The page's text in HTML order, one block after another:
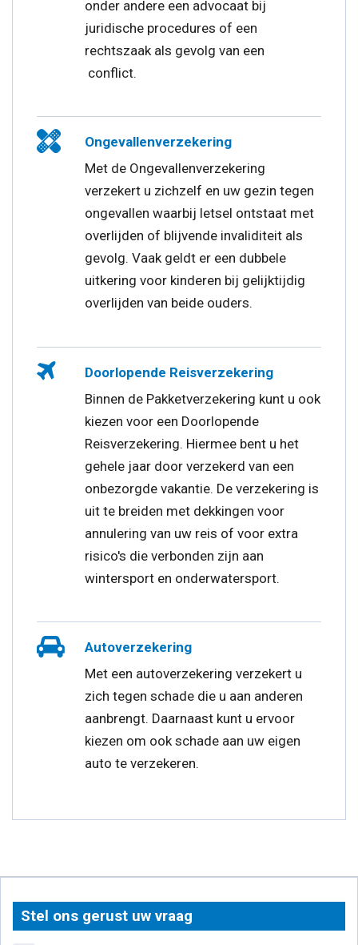
onder andere een advocaat bij
juridische procedures of een
rechtszaak als gevolg van een
conflict.
Ongevallenverzekering
Met de Ongevallenverzekering
verzekert u zichzelf en uw gezin tegen
ongevallen waarbij letsel ontstaat met
overlijden of blijvende invaliditeit als
gevolg. Vaak geldt er een dubbele
uitkering voor kinderen bij gelijktijdig
overlijden van beide ouders.
Doorlopende Reisverzekering
Binnen de Pakketverzekering kunt u ook
kiezen voor een Doorlopende
Reisverzekering. Hiermee bent u het
gehele jaar door verzekerd van een
onbezorgde vakantie. De verzekering is
uit te breiden met dekkingen voor
annulering van uw reis of voor extra
risico's die verbonden zijn aan
wintersport en onderwatersport.
Autoverzekering
Met een autoverzekering verzekert u
zich tegen schade die u aan anderen
aanbrengt. Daarnaast kunt u ervoor
kiezen om ook schade aan uw eigen
auto te verzekeren.
Stel ons gerust uw vraag